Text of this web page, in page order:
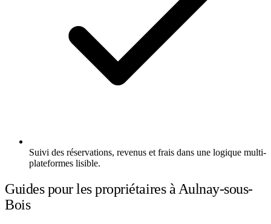
Suivi des réservations, revenus et frais dans une logique multi-
plateformes lisible.
Guides pour les propriétaires à Aulnay-sous-
Bois